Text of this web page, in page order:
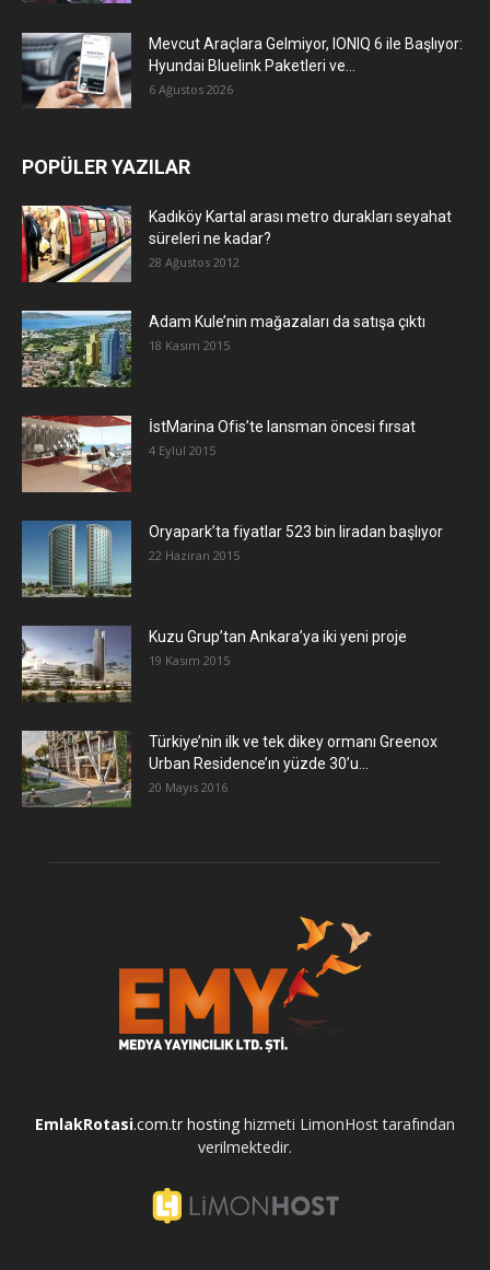
Mevcut Araçlara Gelmiyor, IONIQ 6 ile Başlıyor:
Hyundai Bluelink Paketleri ve...
6 Ağustos 2026
POPÜLER YAZILAR
Kadıköy Kartal arası metro durakları seyahat
süreleri ne kadar?
28 Ağustos 2012
Adam Kule’nin mağazaları da satışa çıktı
18 Kasım 2015
İstMarina Ofis’te lansman öncesi fırsat
4 Eylül 2015
Oryapark’ta fiyatlar 523 bin liradan başlıyor
22 Haziran 2015
​Kuzu Grup’tan Ankara’ya iki yeni proje
19 Kasım 2015
Türkiye’nin ilk ve tek dikey ormanı Greenox
Urban Residence’ın yüzde 30’u...
20 Mayıs 2016
EmlakRotasi.com.tr hosting hizmeti LimonHost tarafından
verilmektedir.